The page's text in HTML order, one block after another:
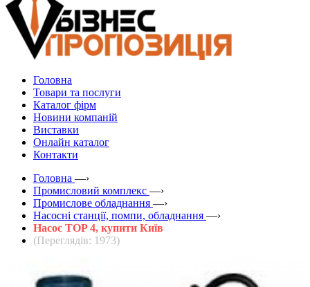
Головна
Товари та послуги
Каталог фірм
Новини компаній
Виставки
Онлайн каталог
Контакти
Головна —›
Промисловий комплекс —›
Промислове обладнання —›
Насосні станції, помпи, обладнання —›
Насос TOP 4, купити Київ
(Переглядів: 1973)